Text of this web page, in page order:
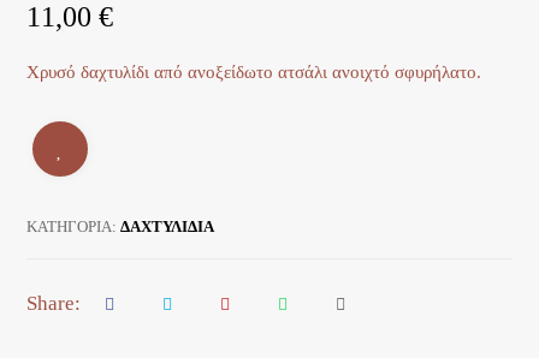
11,00€
Χρυσό δαχτυλίδι από ανοξείδωτο ατσάλι ανοιχτό σφυρήλατο.
ΚΑΤΗΓΟΡΊΑ:ΔΑΧΤΥΛΙΔΙΑ